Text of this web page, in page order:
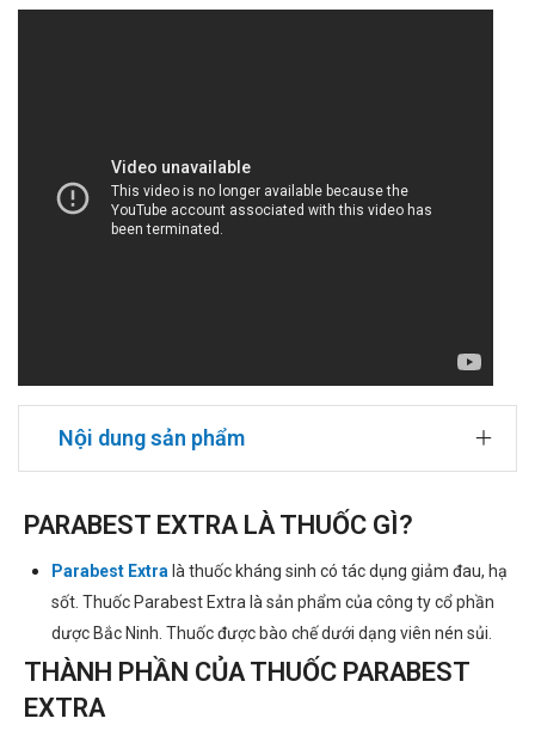
Nội dung sản phẩm
PARABEST EXTRA LÀ THUỐC GÌ?
Parabest Extralà thuốc kháng sinh có tác dụng giảm đau, hạ
sốt. Thuốc Parabest Extra là sản phẩm của công ty cổ phần
dược Bắc Ninh. Thuốc được bào chế dưới dạng viên nén sủi.
THÀNH PHẦN CỦA THUỐC PARABEST
EXTRA